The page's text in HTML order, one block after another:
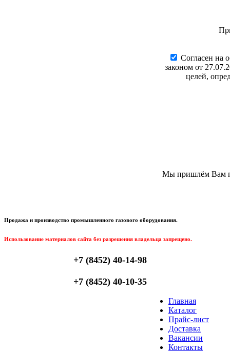
Cогласен на
законом от
целей,
Мы пришлём Вам
Продажа и производство промышленного газового оборудования.
Использование материалов сайта без разрешения владельца запрещено.
+7 (8452) 40-14-98
+7 (8452) 40-10-35
Главная
Каталог
Прайс-лист
Доставка
Вакансии
Контакты